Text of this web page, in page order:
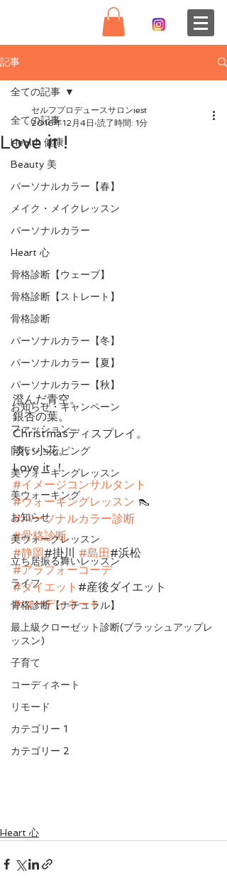
記事
全ての記事
Health 健康
Beauty 美
パーソナルカラー【春】
メイク・メイクレッスン
パーソナルカラー
Heart 心
骨格診断【ウェーブ】
骨格診断【ストレート】
骨格診断
パーソナルカラー【冬】
パーソナルカラー【夏】
パーソナルカラー【秋】
お知らせ・キャンペーン
ファッション
同行ショッピング
美ウォーキングレッスン
美ウォーキング
お知らせ
美ウォークレッスン
立ち居振る舞いレッスン
ライフ
骨格診断【ナチュラル】
最上級クローゼット診断(ブラッシュアップレ
ッスン)
子育て
コーディネート
リモード
カテゴリー 1
カテゴリー 2
全ての記事
Love it !
セルフプロデュースサロンiest
2016年12月4日 読了時間: 1分
澄んだ青空。
銀杏の葉。
Christmasディスプレイ。
淡い小花。
Love it ！
#イメージコンサルタント
#ウォーキングレッスン 👠
#パーソナルカラー診断
#骨格診断
#静岡#掛川 #島田#浜松
#アラフォーコーデ
#ダイエット #産後ダイエット
#コーディネート
Heart 心